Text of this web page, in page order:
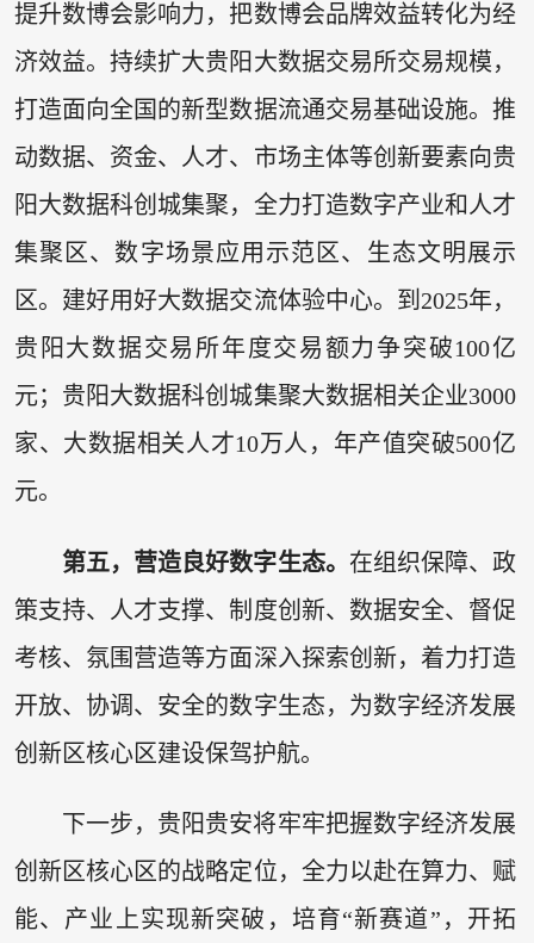
提升数博会影响力，把数博会品牌效益转化为经
济效益。持续扩大贵阳大数据交易所交易规模，
打造面向全国的新型数据流通交易基础设施。推
动数据、资金、人才、市场主体等创新要素向贵
阳大数据科创城集聚，全力打造数字产业和人才
集聚区、数字场景应用示范区、生态文明展示
区。建好用好大数据交流体验中心。到2025年，
贵阳大数据交易所年度交易额力争突破100亿
元；贵阳大数据科创城集聚大数据相关企业3000
家、大数据相关人才10万人，年产值突破500亿
元。
第五，营造良好数字生态。 在组织保障、政
策支持、人才支撑、制度创新、数据安全、督促
考核、氛围营造等方面深入探索创新，着力打造
开放、协调、安全的数字生态，为数字经济发展
创新区核心区建设保驾护航。
下一步，贵阳贵安将牢牢把握数字经济发展
创新区核心区的战略定位，全力以赴在算力、赋
能、产业上实现新突破，培育“新赛道”，开拓